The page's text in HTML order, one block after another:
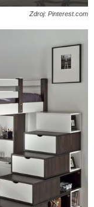
Zdroj: Pinterest.com